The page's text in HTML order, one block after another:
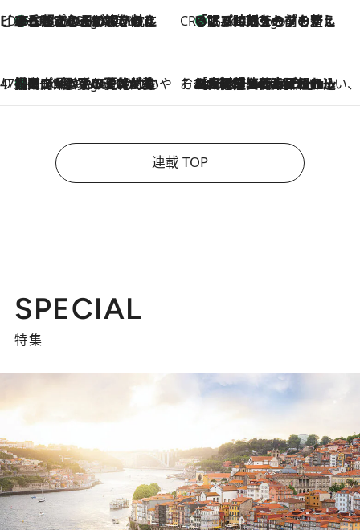
ビューティいいもの集め EDITORS' BEST
3 Hours Ago
35℃超えの日の夜、枕にひと吹き！ BAUMのルームスプレーが、ひのきの香りで心まで解きほぐす CREA'S CHOICE
3 Hours Ago
「眠る時刻をセットする」——眠りの前を整える、バルミューダの新しいアプローチ
47都道府県の手みやげ ひんやりスイーツで夏を満喫
3 Hours Ago
【岡山県】この夏絶対食べたい 冷やしておいしいおやつ3選 フルーツが主役のプリンやアイスが勢揃い そおだよおこの関西おいしい、おやつ紀行
2026.8.9
［大阪府箕面市］一皿一皿目の前で仕上げられる、料理を巧みに組み込んだアシェットデセールコース「ミチル アシェット デセール（Michiru assiette dessert）」
連載 TOP
SPECIAL
特集